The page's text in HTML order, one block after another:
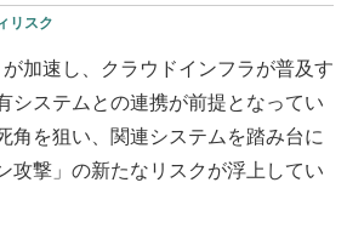
リスク
加速し、クラウドインフラが普及す
システムとの連携が前提となってい
角を狙い、関連システムを踏み台に
攻撃」の新たなリスクが浮上してい